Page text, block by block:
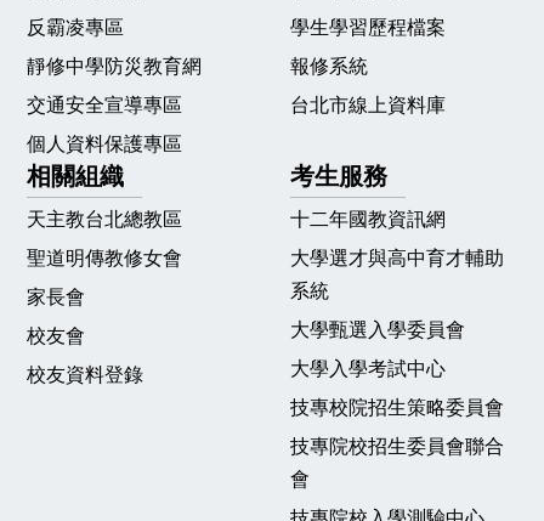
反霸凌專區
靜修中學防災教育網
交通安全宣導專區
個人資料保護專區
學生學習歷程檔案
報修系統
台北市線上資料庫
相關組織
天主教台北總教區
聖道明傳教修女會
家長會
校友會
校友資料登錄
考生服務
十二年國教資訊網
大學選才與高中育才輔助
系統
大學甄選入學委員會
大學入學考試中心
技專校院招生策略委員會
技專院校招生委員會聯合
會